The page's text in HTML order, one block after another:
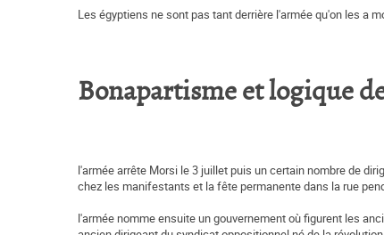
Les égyptiens ne sont pas tant derrière l'armée qu'on les a
Bonapartisme et logique
l'armée arrête Morsi le 3 juillet puis un certain nombre de
chez les manifestants et la fête permanente dans la rue
l'armée nomme ensuite un gouvernement où figurent les